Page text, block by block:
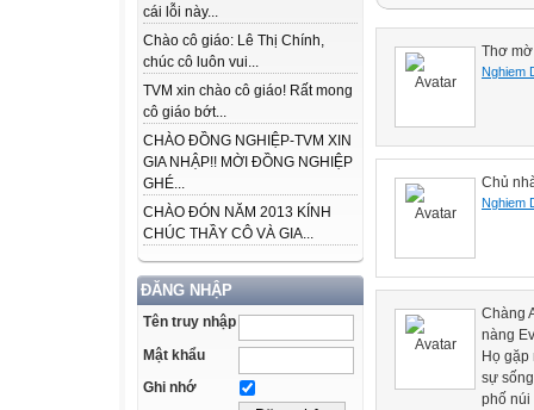
cái lỗi này...
Chào cô giáo: Lê Thị Chính,
chúc cô luôn vui...
TVM xin chào cô giáo! Rất mong
cô giáo bớt...
CHÀO ĐỒNG NGHIỆP-TVM XIN
GIA NHẬP!! MỜI ĐỒNG NGHIỆP
GHÉ...
CHÀO ĐÓN NĂM 2013 KÍNH
CHÚC THẦY CÔ VÀ GIA...
ĐĂNG NHẬP
Tên truy nhập
Mật khẩu
Ghi nhớ
Thơ
Nghiem
Chủ
Nghiem
Chàng
nàng
Họ
sự
phố núi